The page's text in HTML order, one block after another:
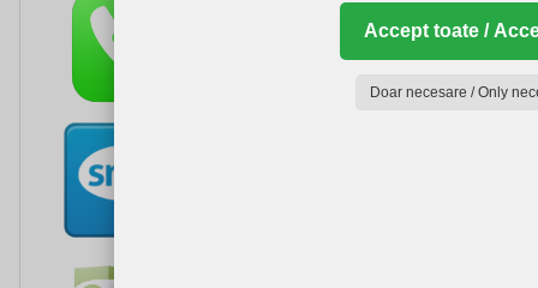
Accept toate /
Doar necesare / Only